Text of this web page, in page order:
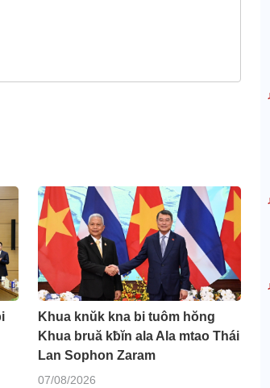
Khua knŭk kna bi tuôm hŏng
Khua bruă kƀĭn ala Ala mtao Thái
Lan Sophon Zaram
07/08/2026